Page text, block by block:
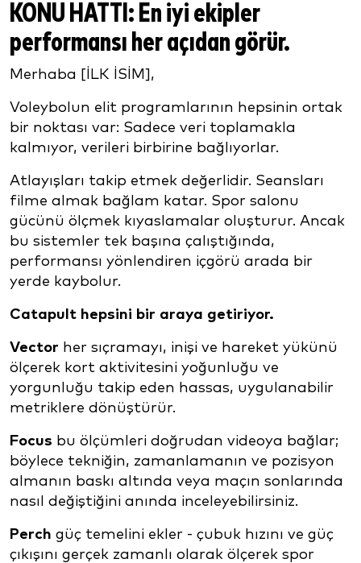
KONU HATTI: En iyi ekipler
performansı her açıdan görür.
Merhaba [İLK İSİM],
Voleybolun elit programlarının hepsinin ortak
bir noktası var: Sadece veri toplamakla
kalmıyor, verileri birbirine bağlıyorlar.
Atlayışları takip etmek değerlidir. Seansları
filme almak bağlam katar. Spor salonu
gücünü ölçmek kıyaslamalar oluşturur. Ancak
bu sistemler tek başına çalıştığında,
performansı yönlendiren içgörü arada bir
yerde kaybolur.
Catapult hepsini bir araya getiriyor.
Vector her sıçramayı, inişi ve hareket yükünü
ölçerek kort aktivitesini yoğunluğu ve
yorgunluğu takip eden hassas, uygulanabilir
metriklere dönüştürür.
Focus bu ölçümleri doğrudan videoya bağlar;
böylece tekniğin, zamanlamanın ve pozisyon
almanın baskı altında veya maçın sonlarında
nasıl değiştiğini anında inceleyebilirsiniz.
Perch güç temelini ekler - çubuk hızını ve güç
çıkışını gerçek zamanlı olarak ölçerek spor